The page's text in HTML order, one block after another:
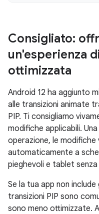
Consigliato:
un'esperienza
ottimizzata
Android 12 ha aggiunto
alle transizioni animate
PIP. Ti consigliamo
modifiche applicabili.
operazione, le
automaticamente a
pieghevoli e tablet
Se la tua app non
transizioni PIP sono
sono meno ottimizzate.